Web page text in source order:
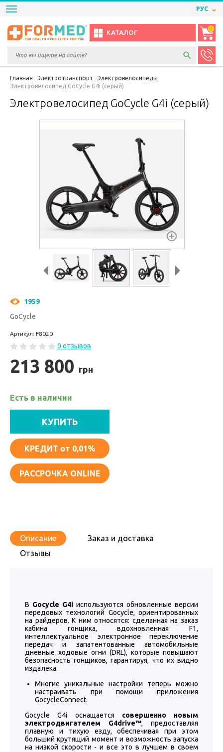
РУС
КАТАЛОГ
0
Главная Электротранспорт
Электровелосипеды
Электровелосипед GoCycle G4i (серый)
Электровелосипед GoCycle G4i (серый)
1959
GoCycle
Артикул: F8020
0 отзывов
213 800 грн
Есть в наличии
КУПИТЬ
КРЕДИТ от 0,01%
РАССРОЧКА ONLINE
Описание
Заказ и доставка
Отзывы
В Gocycle G4i используются обновленные версии
передовых технологий Gocycle, ориентированных
на райдеров. К ним относятся: сделанная на заказ
кабина гонщика, вдохновленная F1,
интеллектуальное электронное переключение
передач и запатентованные автомобильные
дневные ходовые огни (DRL), которые повышают
безопасность гонщиков, гарантируя, что их видно
издалека.
Многие уникальные настройки теперь можно
настраивать при помощи приложения
GocycleConnect.
Gocycle G4i оснащается совершенно
новым
электродвигателем G4drive™, предоставляя
плавную и тихую езду, обеспечивая при этом
больший крутящий момент и возможность запуска
на низкой скорости - и все это в лучшем в своем